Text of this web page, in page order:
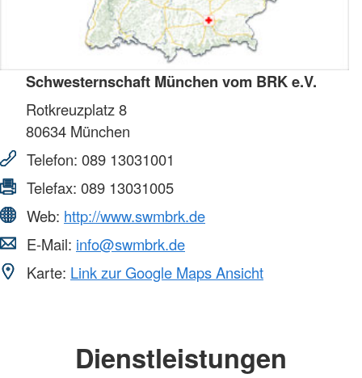
Schwesternschaft München vom BRK e.V.
Rotkreuzplatz 8
80634 München
Telefon: 089 13031001
Telefax: 089 13031005
Web: http://www.swmbrk.de
E-Mail: info@swmbrk.de
Karte: Link zur Google Maps Ansicht
Dienstleistungen